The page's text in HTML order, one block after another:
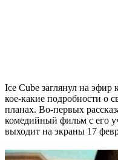
Ice Cube заглянул на эфир
кое-какие подробности о
планах. Во-первых
комедийный фильм с его
выходит на экраны 17